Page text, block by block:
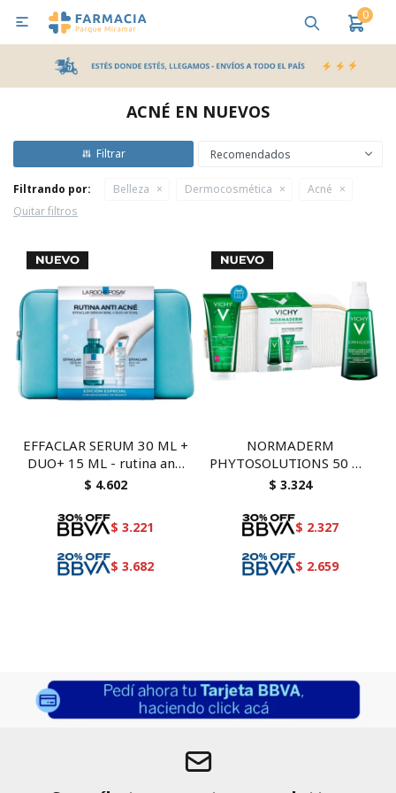
0

ACNÉ EN NUEVOS
Recomendados
Filtrando por: Belleza Dermocosmética
Acné
Quitar filtros
EFFACLAR SERUM 30 ML +
DUO+ 15 ML - rutina anti
acné con necessaire de
$ 4.602
$ 3.221
$ 3.682
NORMADERM
PHYTOSOLUTIONS 50 ML
+ NORMADERM
LIMPIADOR 50 ML
$ 3.324
$ 2.327
$ 2.659
MI CUENTA
Bebes y Maternidad Salud
Pañales y Toallitas
Lactancia y Nutrición
Higiene y Bienestar